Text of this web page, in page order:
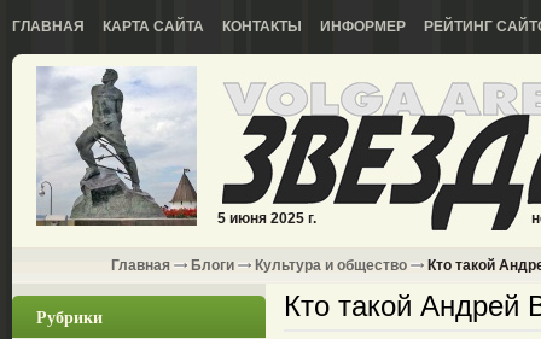
ГЛАВНАЯ КАРТА САЙТА КОНТАКТЫ ИНФОРМЕР РЕЙТИНГ
5 июня 2025 г.
Главная Блоги Культура и общество Кто такой
Рубрики Кто такой Андрей